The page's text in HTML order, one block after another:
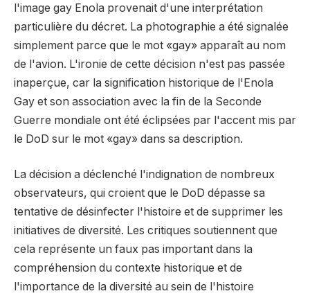
l'image gay Enola provenait d'une interprétation
particulière du décret. La photographie a été signalée
simplement parce que le mot «gay» apparaît au nom
de l'avion. L'ironie de cette décision n'est pas passée
inaperçue, car la signification historique de l'Enola
Gay et son association avec la fin de la Seconde
Guerre mondiale ont été éclipsées par l'accent mis par
le DoD sur le mot «gay» dans sa description.
La décision a déclenché l'indignation de nombreux
observateurs, qui croient que le DoD dépasse sa
tentative de désinfecter l'histoire et de supprimer les
initiatives de diversité. Les critiques soutiennent que
cela représente un faux pas important dans la
compréhension du contexte historique et de
l'importance de la diversité au sein de l'histoire